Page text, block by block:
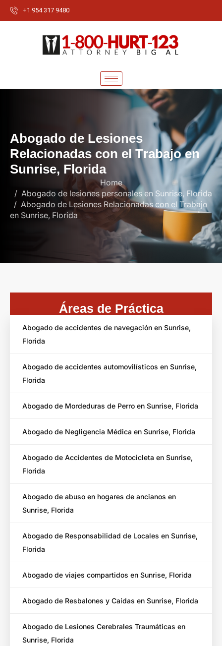
+1 954 317 9480
Abogado de Lesiones
Relacionadas con el Trabajo en
Sunrise, Florida
Home
Abogado de lesiones personales en Sunrise, Florida
Abogado de Lesiones Relacionadas con el Trabajo
en Sunrise, Florida
Áreas de Práctica
Abogado de accidentes de navegación en Sunrise,
Florida
Abogado de accidentes automovilísticos en Sunrise,
Florida
Abogado de Mordeduras de Perro en Sunrise, Florida
Abogado de Negligencia Médica en Sunrise, Florida
Abogado de Accidentes de Motocicleta en Sunrise,
Florida
Abogado de abuso en hogares de ancianos en
Sunrise, Florida
Abogado de Responsabilidad de Locales en Sunrise,
Florida
Abogado de viajes compartidos en Sunrise, Florida
Abogado de Resbalones y Caídas en Sunrise, Florida
Abogado de Lesiones Cerebrales Traumáticas en
Sunrise, Florida